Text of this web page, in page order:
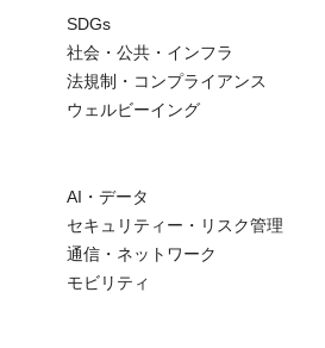
SDGs
社会・公共・インフラ
法規制・コンプライアンス
ウェルビーイング
AI・データ
セキュリティー・リスク管理
通信・ネットワーク
モビリティ